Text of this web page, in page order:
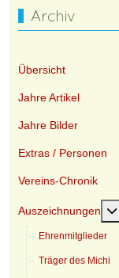
Archiv
Übersicht
Jahre Artikel
Jahre Bilder
Extras / Personen
Vereins-Chronik
Auszeichnungen
Ehrenmitglieder
Träger des Michi